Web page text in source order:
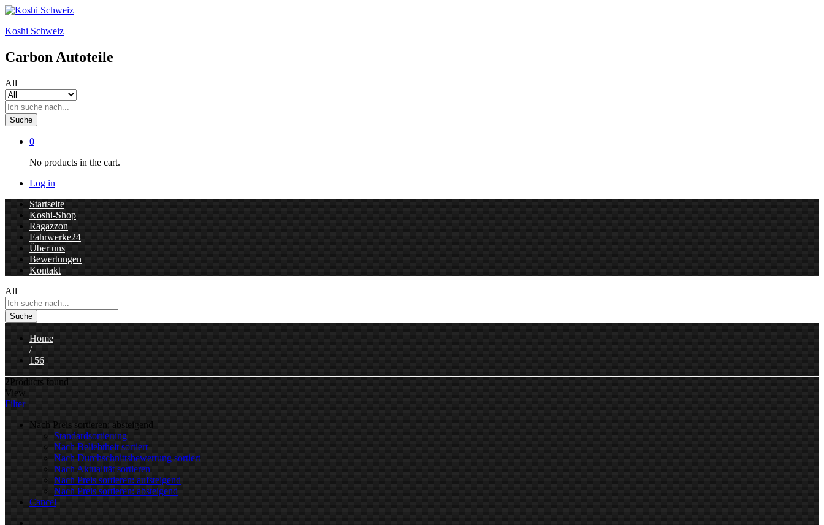
Koshi Schweiz
Carbon Autoteile
All
Suche
0
No products in the cart.
Log in
Startseite
Koshi-Shop
Ragazzon
Fahrwerke24
Über uns
Bewertungen
Kontakt
All
Suche
Home
/
156
2Products found
View
Filter
Nach Preis sortieren: absteigend
Standardsortierung
Nach Beliebtheit sortiert
Nach Durchschnittsbewertung sortiert
Nach Aktualität sortieren
Nach Preis sortieren: aufsteigend
Nach Preis sortieren: absteigend
Cancel